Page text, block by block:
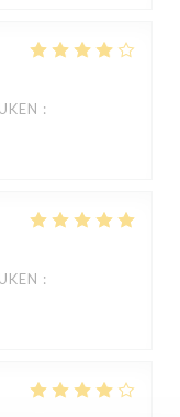
:
: